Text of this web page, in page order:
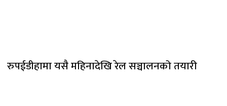
रुपईडीहामा यसै महिनादेखि रेल सञ्चालनको तयारी